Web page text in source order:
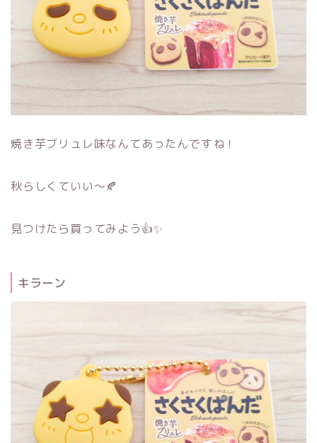
焼き芋ブリュレ味なんてあったんですね！
秋らしくていい～🍂
見つけたら買ってみよう👍✨
キラーン